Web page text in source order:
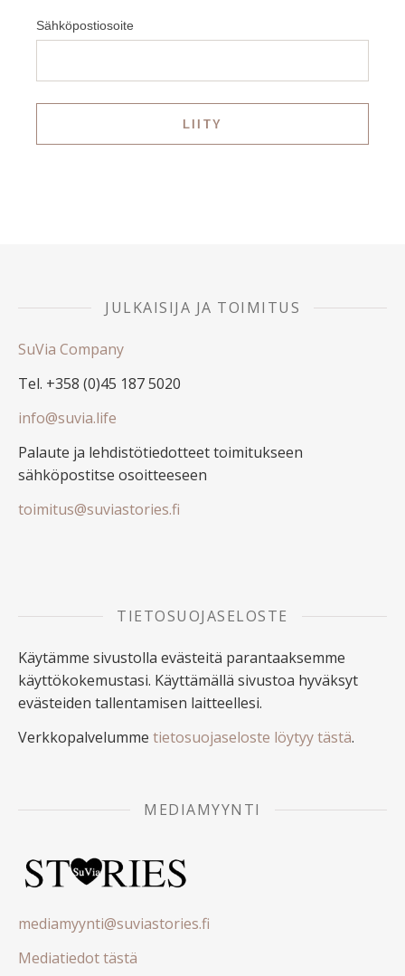
Sähköpostiosoite
JULKAISIJA JA TOIMITUS
SuVia Company
Tel. +358 (0)45 187 5020
info@suvia.life
Palaute ja lehdistötiedotteet toimitukseen
sähköpostitse osoitteeseen
toimitus@suviastories.fi
TIETOSUOJASELOSTE
Käytämme sivustolla evästeitä parantaaksemme
käyttökokemustasi. Käyttämällä sivustoa hyväksyt
evästeiden tallentamisen laitteellesi.
Verkkopalvelumme tietosuojaseloste löytyy tästä.
MEDIAMYYNTI
mediamyynti@suviastories.fi
Mediatiedot tästä